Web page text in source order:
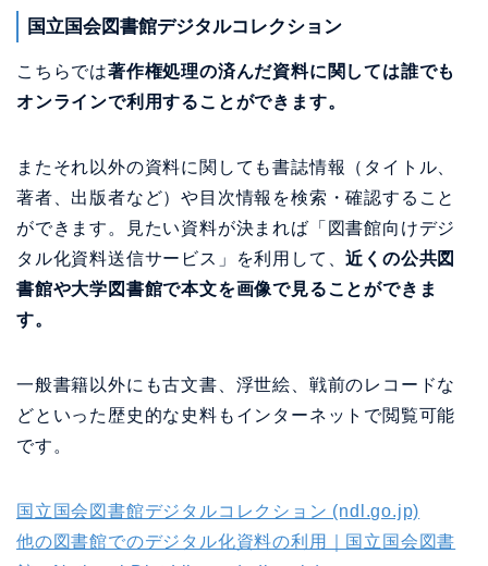
国立国会図書館デジタルコレクション
こちらでは著作権処理の済んだ資料に関しては誰でも
オンラインで利用することができます。
またそれ以外の資料に関しても書誌情報（タイトル、
著者、出版者など）や目次情報を検索・確認すること
ができます。見たい資料が決まれば「図書館向けデジ
タル化資料送信サービス」を利用して、近くの公共図
書館や大学図書館で本文を画像で見ることができま
す。
一般書籍以外にも古文書、浮世絵、戦前のレコードな
どといった歴史的な史料もインターネットで閲覧可能
です。
国立国会図書館デジタルコレクション (ndl.go.jp)
他の図書館でのデジタル化資料の利用｜国立国会図書